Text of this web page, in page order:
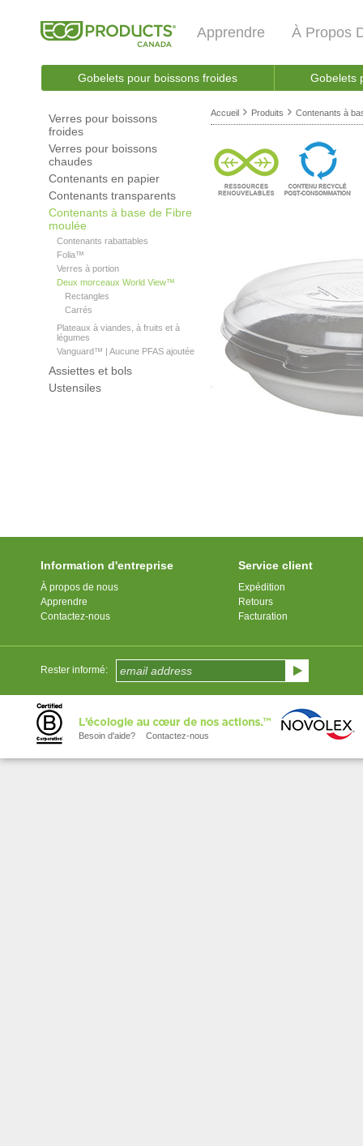
Apprendre À Propos
Gobelets pour boissons froides Gobelets
Verres pour boissons
froides
Verres pour boissons
chaudes
Contenants en papier
Contenants transparents
Contenants à base de Fibre
moulée
Contenants rabattables
Folia™
Verres à portion
Deux morceaux World View™
Rectangles
Carrés
Plateaux à viandes, à fruits et à
légumes
Vanguard™ | Aucune PFAS ajoutée
Assiettes et bols
Ustensiles
Accueil Produits Contenants à
Information d'entreprise
À propos de nous
Apprendre
Contactez-nous
Service client
Expédition
Retours
Facturation
Rester informé:
Besoin d'aide? Contactez-nous